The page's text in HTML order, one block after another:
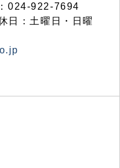
024-922-7694
日：土曜日・日曜